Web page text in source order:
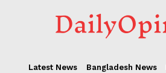
Latest News Bangladesh News